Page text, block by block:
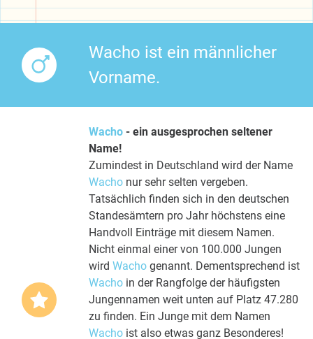
Wacho ist ein männlicher
Vorname.
Wacho - ein ausgesprochen seltener
Name!
Zumindest in Deutschland wird der Name
Wacho nur sehr selten vergeben.
Tatsächlich finden sich in den deutschen
Standesämtern pro Jahr höchstens eine
Handvoll Einträge mit diesem Namen.
Nicht einmal einer von 100.000 Jungen
wird Wacho genannt. Dementsprechend ist
Wacho in der Rangfolge der häufigsten
Jungennamen weit unten auf Platz 47.280
zu finden. Ein Junge mit dem Namen
Wacho ist also etwas ganz Besonderes!